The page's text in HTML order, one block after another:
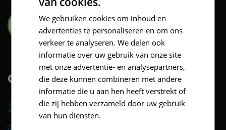
Contact
Dorpsstraat 11 5472 PH Loosbroek
We gebruiken cookies om inhoud en
advertenties te personaliseren en om ons
verkeer te analyseren. We delen ook
informatie over uw gebruik van onze site
met onze advertentie- en analysepartners,
die deze kunnen combineren met andere
informatie die u aan hen heeft verstrekt of
die zij hebben verzameld door uw gebruik
van hun diensten.